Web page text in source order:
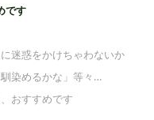
です
迷惑をかけちゃわないか
染めるかな」等々…
おすすめです